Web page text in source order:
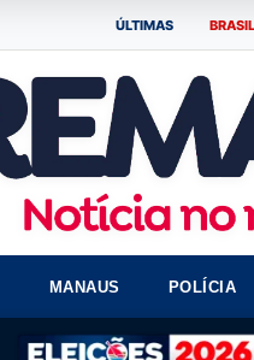
ÚLTIMAS BRASIL
MANAUS POLÍCIA